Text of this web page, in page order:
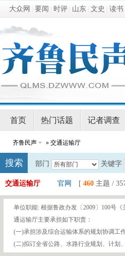
大众网 要闻 时评 山东 文史 读书
首页 热门话题 记者调查
齐鲁民声 » 交通运输厅
搜索 部门 关键字
交通运输厅 官网 [ 460 主题 /
单位职能: 根据鲁政办发〔2009〕100号
通运输厅主要承担如下职责：
(一)承担涉及综合运输体系的规划协调工
(二)拟订全省公路、水路行业规划、计划